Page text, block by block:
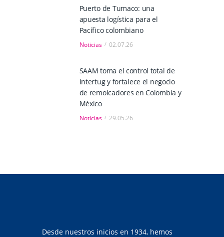
Puerto de Tumaco: una
apuesta logística para el
Pacífico colombiano
Noticias 02.07.26
SAAM toma el control total de
Intertug y fortalece el negocio
de remolcadores en Colombia y
México
Noticias 29.05.26
Desde nuestros inicios en 1934, hemos